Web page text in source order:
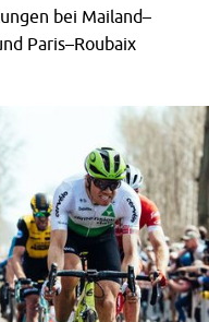
bei Mailand–
Paris–Roubaix